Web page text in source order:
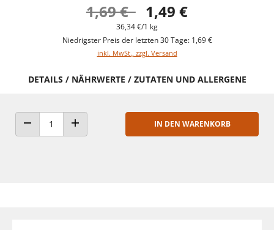
1,69 € 1,49 €
36,34 €/1 kg
Niedrigster Preis der letzten 30 Tage: 1,69 €
inkl. MwSt., zzgl. Versand
DETAILS / NÄHRWERTE / ZUTATEN UND ALLERGENE
ANZAHL VERRINGERNANZAHL ERHÖHEN
IN DEN WARENKORB